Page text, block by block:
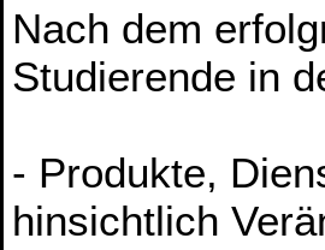
Nach dem
Studierende in
­- Produkte,
hinsichtlich